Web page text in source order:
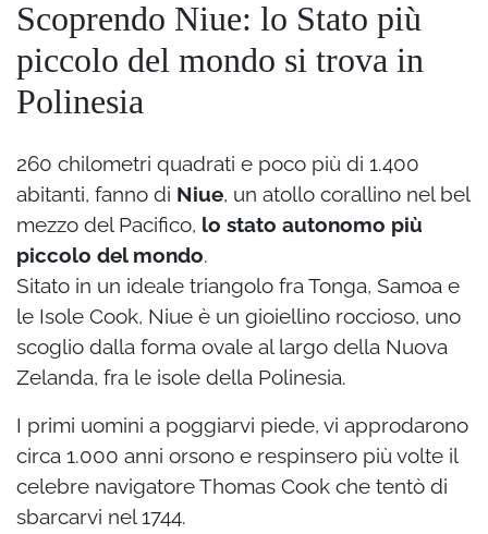
Scoprendo Niue: lo Stato più
piccolo del mondo si trova in
Polinesia
260 chilometri quadrati e poco più di 1.400
abitanti, fanno di Niue, un atollo corallino nel bel
mezzo del Pacifico, lo stato autonomo più
piccolo del mondo.
Sitato in un ideale triangolo fra Tonga, Samoa e
le Isole Cook, Niue è un gioiellino roccioso, uno
scoglio dalla forma ovale al largo della Nuova
Zelanda, fra le isole della Polinesia.
I primi uomini a poggiarvi piede, vi approdarono
circa 1.000 anni orsono e respinsero più volte il
celebre navigatore Thomas Cook che tentò di
sbarcarvi nel 1744.